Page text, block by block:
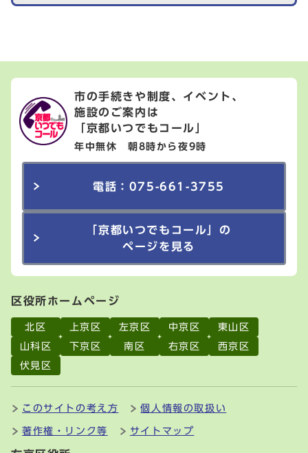
市の手続きや制度、イベント、
施設のご案内は
「京都いつでもコール」
年中無休 朝8時から夜9時
電話：075-661-3755
「京都いつでもコール」の
ページを見る
区役所ホームページ
北区 上京区 左京区 中京区
東山区
山科区
下京区 南区 右京区
西京区
伏見区
このサイトの考え方 個人情報の取扱い
著作権・リンク等 サイトマップ